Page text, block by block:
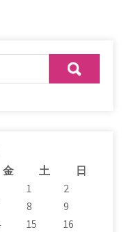
金 土
日
1
2
8
9
15
16